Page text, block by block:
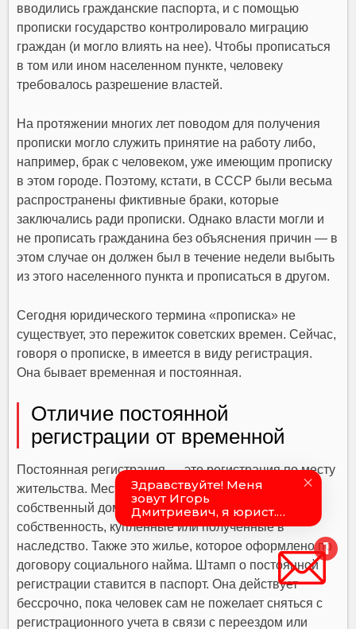
вводились гражданские паспорта, и с помощью
прописки государство контролировало миграцию
граждан (и могло влиять на нее). Чтобы прописаться
в том или ином населенном пункте, человеку
требовалось разрешение властей.
На протяжении многих лет поводом для получения
прописки могло служить принятие на работу либо,
например, брак с человеком, уже имеющим прописку
в этом городе. Поэтому, кстати, в СССР были весьма
распространены фиктивные браки, которые
заключались ради прописки. Однако власти могли и
не прописать гражданина без объяснения причин — в
этом случае он должен был в течение недели выбыть
из этого населенного пункта и прописаться в другом.
Сегодня юридического термина «прописка» не
существует, это пережиток советских времен. Сейчас,
говоря о прописке, в имеется в виду регистрация.
Она бывает временная и постоянная.
Отличие постоянной
регистрации от временной
Постоянная регистрация — это регистрация по месту
жительства. Местом жительства могут быть
собственный дом или квартира, оформленные в
собственность, купленные или полученные в
наследство. Также это жилье, которое оформлено по
договору социального найма. Штамп о постоянной
регистрации ставится в паспорт. Она действует
бессрочно, пока человек сам не пожелает сняться с
регистрационного учета в связи с переездом или